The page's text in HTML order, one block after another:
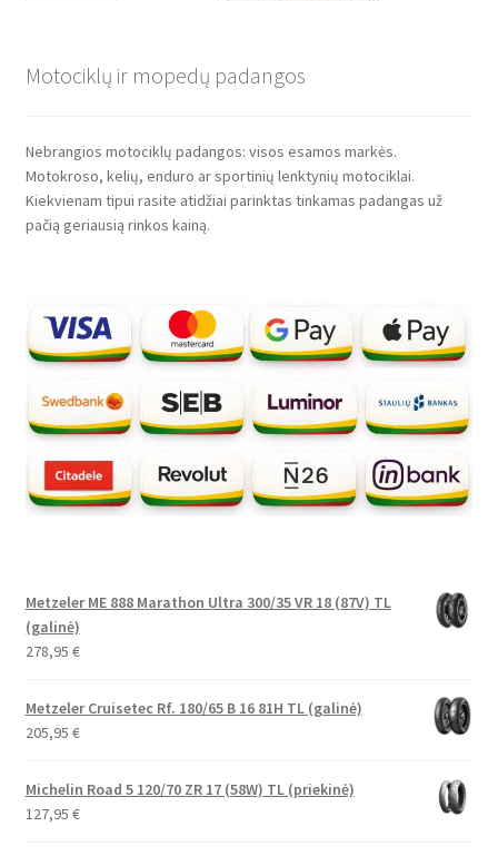
Motociklų ir mopedų padangos
Nebrangios motociklų padangos: visos esamos markės.
Motokroso, kelių, enduro ar sportinių lenktynių motociklai.
Kiekvienam tipui rasite atidžiai parinktas tinkamas padangas už
pačią geriausią rinkos kainą.
Metzeler ME 888 Marathon Ultra 300/35 VR 18 (87V) TL
(galinė)
278,95 €
Metzeler Cruisetec Rf. 180/65 B 16 81H TL (galinė)
205,95 €
Michelin Road 5 120/70 ZR 17 (58W) TL (priekinė)
127,95 €